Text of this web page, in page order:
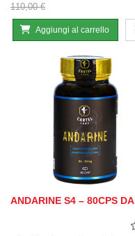
110,00 €
Aggiungi al carrello
ANDARINE S4 – 80CPS